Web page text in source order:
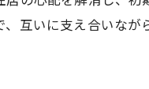
互いに支え合いなが